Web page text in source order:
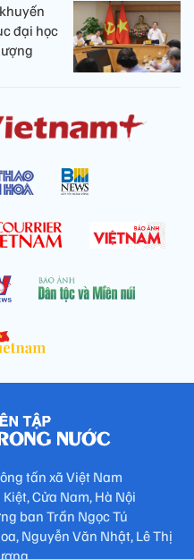
đại học
tấn xã Việt Nam
Cửa Nam, Hà Nội
ban Trần Ngọc Tú
Nguyễn Văn Nhật, Lê Thị